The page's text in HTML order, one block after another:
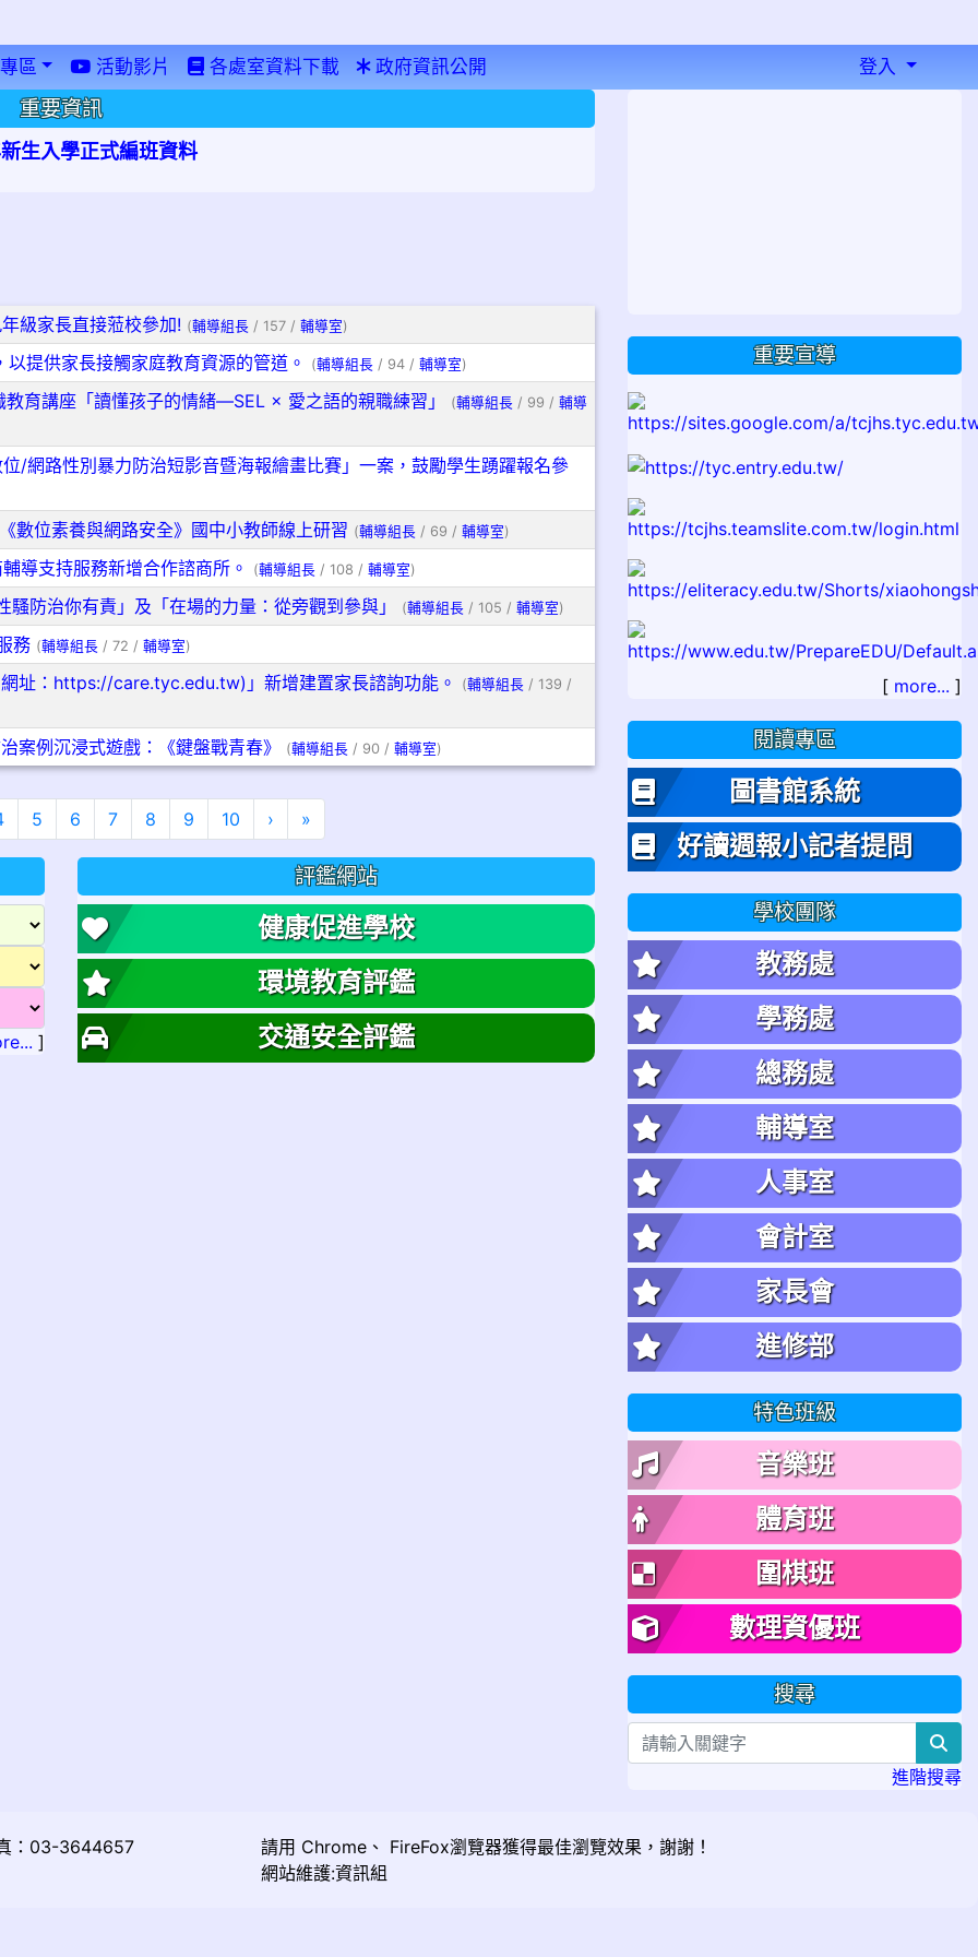
區 活動影片 各處室資料下載 政府資訊公開 登入
重要資訊
生入學正式編班資料
級家長直接蒞校參加! (輔導組長/ 157 / 輔導室)
提供家長接觸家庭教育資源的管道。 (輔導組長/ 94 / 輔導室)
育講座「讀懂孩子的情緒—SEL × 愛之語的親職練習」 (輔導組長/ 99 / 輔導
/網路性別暴力防治短影音暨海報繪畫比賽」一案，鼓勵學生踴躍報名參
數位素養與網路安全》國中小教師線上研習 (輔導組長/ 69 / 輔導室)
導支持服務新增合作諮商所。 (輔導組長/ 108 / 輔導室)
防治你有責」及「在場的力量：從旁觀到參與」 (輔導組長/ 105 / 輔導室)
務 (輔導組長 / 72 / 輔導室)
址：https://care.tyc.edu.tw)」新增建置家長諮詢功能。 (輔導組長/ 139 /
案例沉浸式遊戲：《鍵盤戰青春》 (輔導組長/ 90 / 輔導室)
5 6 7 8 9 10 › 下一頁
»
]
評鑑網站
健康促進學校
環境教育評鑑
交通安全評鑑
重要宣導
[ more... ]
閱讀專區
圖書館系統
好讀週報小記者提問
學校團隊
教務處
學務處
總務處
輔導室
人事室
會計室
家長會
進修部
特色班級
音樂班
體育班
圍棋班
數理資優班
搜尋
進階搜尋
：03-3644657 請用 Chrome 、 FireFox瀏覽器獲得最佳瀏覽效果，謝謝！
網站維護:資訊組